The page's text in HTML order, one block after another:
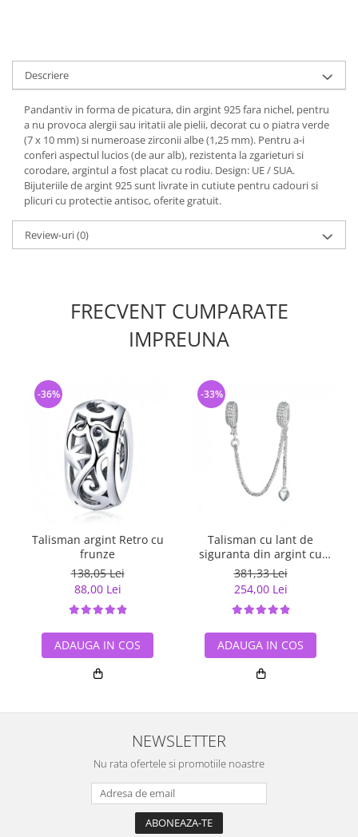
Descriere
Pandantiv in forma de picatura, din argint 925 fara nichel, pentru
a nu provoca alergii sau iritatii ale pielii, decorat cu o piatra verde
(7 x 10 mm) si numeroase zirconii albe (1,25 mm). Pentru a-i
conferi aspectul lucios (de aur alb), rezistenta la zgarieturi si
corodare, argintul a fost placat cu rodiu. Design: UE / SUA.
Bijuteriile de argint 925 sunt livrate in cutiute pentru cadouri si
plicuri cu protectie antisoc, oferite gratuit.
Review-uri(0)
FRECVENT CUMPARATE
IMPREUNA
Talisman argint Retro cu
frunze
138,05 Lei
88,00 Lei
-36%
ADAUGA IN COS
Talisman cu lant de
siguranta din argint cu
inimioara placat cu rodiu
381,33 Lei
254,00 Lei
-33%
ADAUGA IN COS
NEWSLETTER
Nu rata ofertele si promotiile noastre